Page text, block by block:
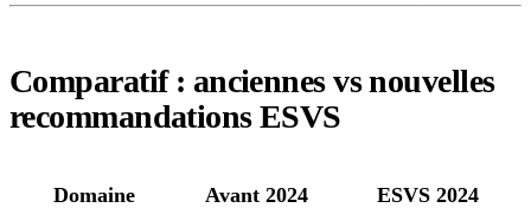
Comparatif : anciennes vs nouvelles
recommandations ESVS
Domaine Avant 2024 ESVS 2024